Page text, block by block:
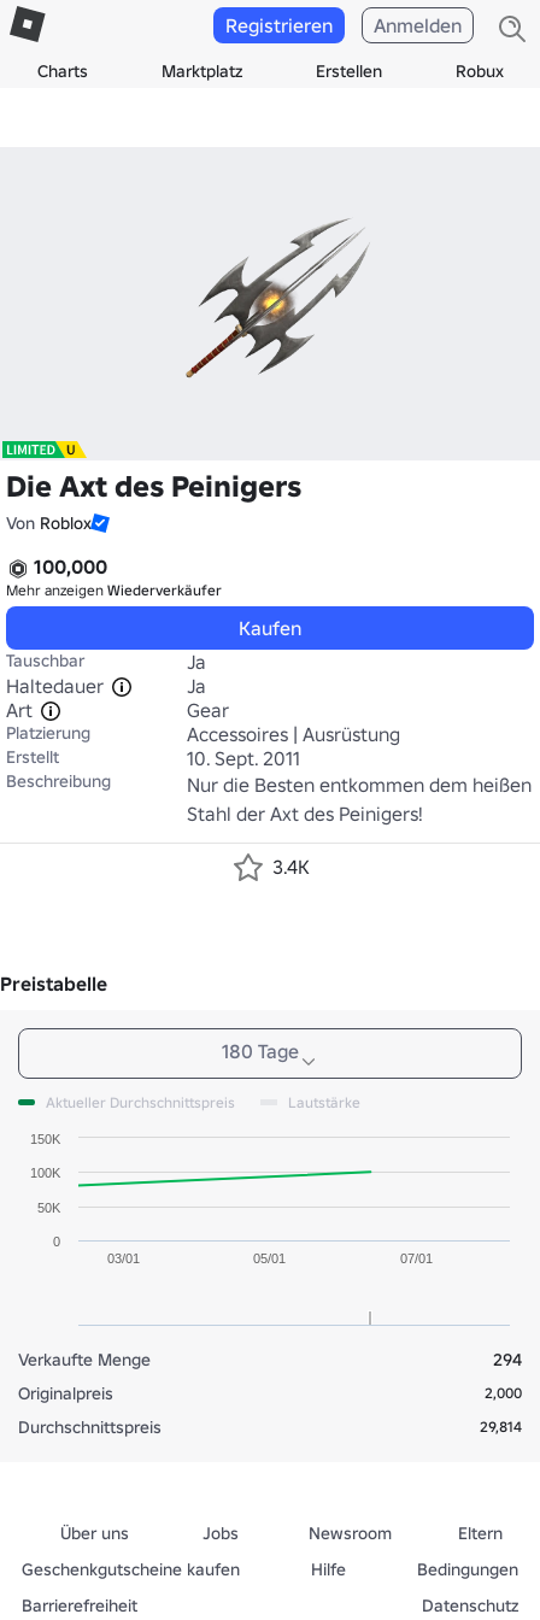
Charts Marktplatz Erstellen Robux
Registrieren Anmelden
Die Axt des Peinigers
Von Roblox
100,000
Mehr anzeigen Wiederverkäufer
Kaufen
Tauschbar
Ja
Haltedauer
Ja
Art
Gear
Platzierung Accessoires | Ausrüstung
Erstellt 10. Sept. 2011
Beschreibung
Nur die Besten entkommen dem heißen
Stahl der Axt des Peinigers!
3.4K
Preistabelle
180 Tage
Aktueller Durchschnittspreis Lautstärke
03/01 05/01 07/01
0
50K
100K
150K
Verkaufte Menge
294
Originalpreis
2,000
Durchschnittspreis 29,814
Über uns Jobs Newsroom
Eltern
Geschenkgutscheine kaufen
Hilfe
Bedingungen
Barrierefreiheit
Datenschutz